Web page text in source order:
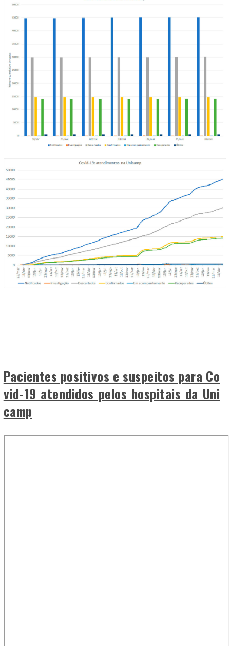
Pacientes positivos e suspeitos para Co
vid-19 atendidos pelos hospitais da Uni
camp